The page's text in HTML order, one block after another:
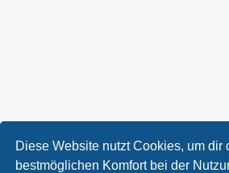
Diese Website nutzt Cookies, um dir
bestmöglichen Komfort bei der